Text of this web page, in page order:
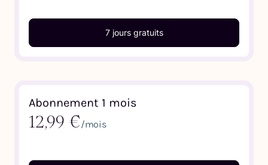
7 jours gratuits
Abonnement 1 mois
12,99 €/mois